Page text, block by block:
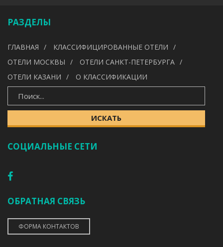
ИСКАТЬ
РАЗДЕЛЫ
ГЛАВНАЯ
КЛАССИФИЦИРОВАННЫЕ ОТЕЛИ
ОТЕЛИ МОСКВЫ
ОТЕЛИ САНКТ-ПЕТЕРБУРГА
ОТЕЛИ КАЗАНИ
О КЛАССИФИКАЦИИ
ИСКАТЬ
СОЦИАЛЬНЫЕ СЕТИ
ОБРАТНАЯ СВЯЗЬ
ФОРМА КОНТАКТОВ